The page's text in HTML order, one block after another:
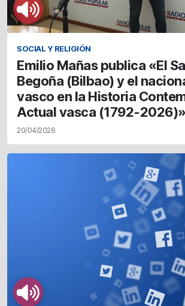
SOCIAL Y RELIGIÓN
Emilio Mañas publica «El
Begoña (Bilbao) y el
vasco en la Historia
Actual vasca (1792-2026)»
20/04/2026